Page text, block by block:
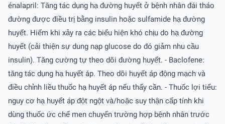
énalapril: Tăng tác dụng hạ đường huyết ở bệnh nhân đái tháo
đường được điều trị bằng insulin hoặc sulfamide hạ đường
huyết. Hiếm khi xảy ra các biểu hiện khó chịu do hạ đường
huyết (cải thiện sự dung nạp glucose do đó giảm nhu cầu
insulin). Tăng cường tự theo dõi đường huyết. - Baclofene:
tăng tác dụng hạ huyết áp. Theo dõi huyết áp động mạch và
điều chỉnh liều thuốc hạ huyết áp nếu thấy cần. - Thuốc lợi tiểu:
nguy cơ hạ huyết áp đột ngột và/hoặc suy thận cấp tính khi
dùng thuốc ức chế men chuyển trường hợp bệnh nhân trước